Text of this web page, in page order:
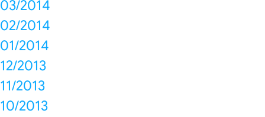
03/2014
02/2014
01/2014
12/2013
11/2013
10/2013